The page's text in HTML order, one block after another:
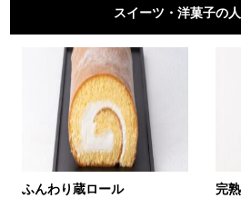
スイーツ・洋菓子の
ふんわり蔵ロール 完